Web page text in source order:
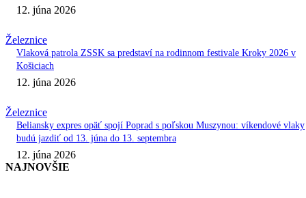
12. júna 2026
Železnice
Vlaková patrola ZSSK sa predstaví na rodinnom festivale Kroky 2026 v
Košiciach
12. júna 2026
Železnice
Beliansky expres opäť spojí Poprad s poľskou Muszynou: víkendové vlaky
budú jazdiť od 13. júna do 13. septembra
12. júna 2026
NAJNOVŠIE